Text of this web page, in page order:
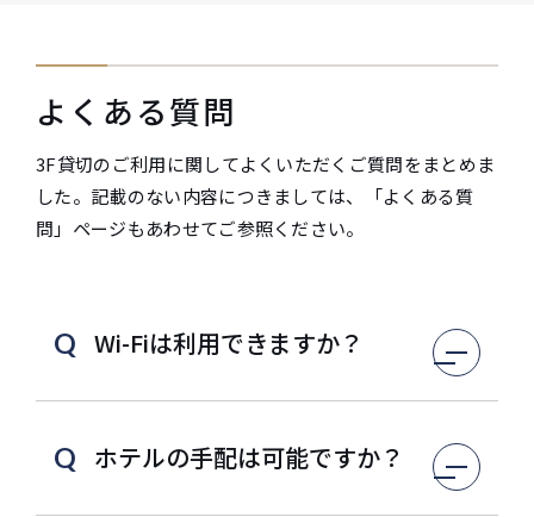
よくある質問
3F貸切のご利用に関してよくいただくご質問をまとめま
した。記載のない内容につきましては、「よくある質
問」ページもあわせてご参照ください。
Q Wi-Fiは利用できますか？
Q ホテルの手配は可能ですか？